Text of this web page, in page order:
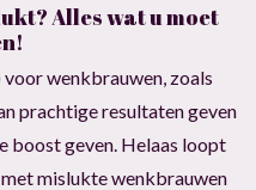
Alles wat u moet
wenkbrauwen, zoals
prachtige resultaten geven
boost geven. Helaas loopt
mislukte wenkbrauwen